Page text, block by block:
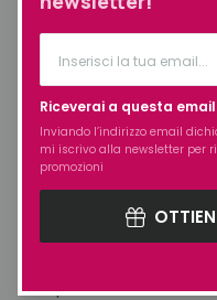
Riceverai a questa
Inviando l’indirizzo email
mi iscrivo alla newsletter per
promozioni
– Lozione riequilibrante
in eccesso, il
l’inibizione dell’enzima
sebacea e ne ripristina
sensazione di pulizia e
Composizione: